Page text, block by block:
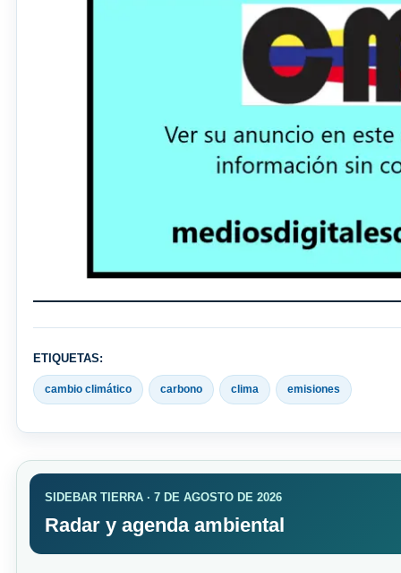
ETIQUETAS:
cambio climático carbono clima emisiones
SIDEBAR TIERRA · 7 DE AGOSTO DE 2026
Radar y agenda ambiental